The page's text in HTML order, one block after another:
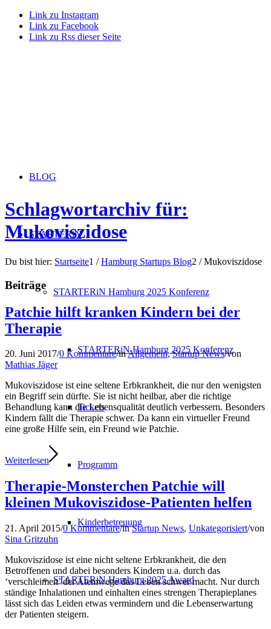
Link zu Instagram
Link zu Facebook
Link zu Rss dieser Seite
BLOG
STARTERiN
STARTERiN Hamburg 2025 Konferenz
STARTERiN Hamburg 2025 Konferenz
Tickets
Programm
Kinderbetreuung
STARTERiN Hamburg 2025 Award
Schlagwortarchiv für:
Mukoviszidose
Du bist hier: Startseite1 / Hamburg Startups Blog2 / Mukoviszidose
Beiträge
Patchie hilft kranken Kindern bei der
Therapie
20. Juni 2017/0 Kommentare/inAllgemein,Startup News/von
Mathias Jäger
Mukoviszidose ist eine seltene Erbkrankheit, die nur den wenigsten
ein Begriff sein dürfte. Sie ist nicht heilbar, aber die richtige
Behandlung kann die Lebensqualität deutlich verbessern. Besonders
Kindern fällt die Therapie schwer. Da kann ein virtueller Freund
eine große Hilfe sein, ein Freund wie Patchie.
Weiterlesen
Therapie-Monsterchen Patchie will
kleinen Mukoviszidose-Patienten helfen
21. April 2015/0 Kommentare/inStartup News, Unkategorisiert/von
Sina Gritzuhn
Mukoviszidose ist eine nicht seltene Erbkrankheit, die den
Betroffenen und dabei besonders Kindern u.a. durch das
‘verschleimen’ der Atemwege das Leben schwer macht. Nur durch
ständige Inhalationen und einhalten eines strengen Therapieplanes
lässt sich das Leiden etwas vermindern und die Lebenserwartung
der Patienten steigern.